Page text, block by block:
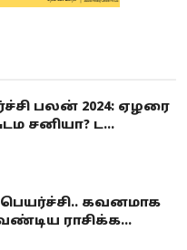
பலன் 2024: ஏழரை
சனியா? ட...
கவனமாக
ராசிக்க...